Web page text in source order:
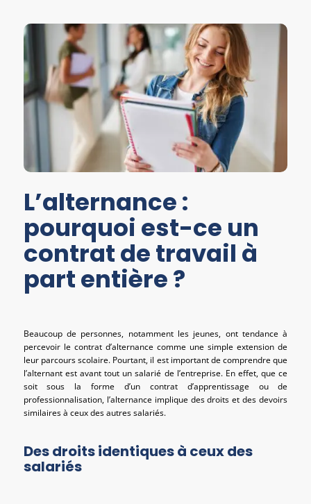
L’alternance :
pourquoi est-ce un
contrat de travail à
part entière ?
Beaucoup de personnes, notamment les jeunes, ont tendance à
percevoir le contrat d’alternance comme une simple extension de
leur parcours scolaire. Pourtant, il est important de comprendre que
l’alternant est avant tout un salarié de l’entreprise. En effet, que ce
soit sous la forme d’un contrat d’apprentissage ou de
professionnalisation, l’alternance implique des droits et des devoirs
similaires à ceux des autres salariés.
Des droits identiques à ceux des
salariés